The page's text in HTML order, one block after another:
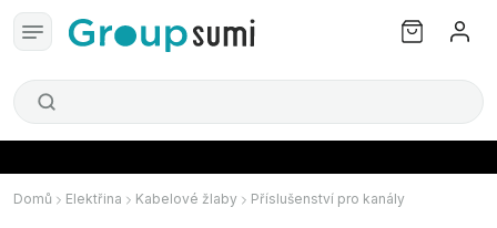
Domů Elektřina Kabelové žlaby Příslušenství pro kanály